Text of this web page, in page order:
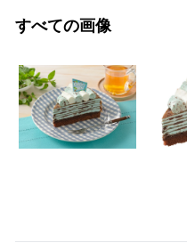
すべての画像